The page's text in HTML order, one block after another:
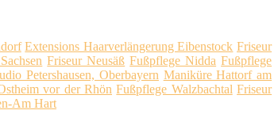
Extensions Haarverlängerung Eibenstock Friseur
Friseur Neusäß Fußpflege Nidda Fußpflege
Petershausen, Oberbayern Maniküre Hattorf am
vor der Rhön Fußpflege Walzbachtal Friseur
Am Hart